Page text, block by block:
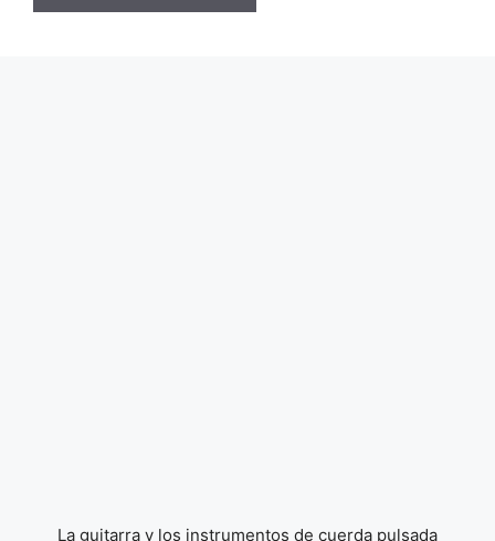
La guitarra y los instrumentos de cuerda pulsada